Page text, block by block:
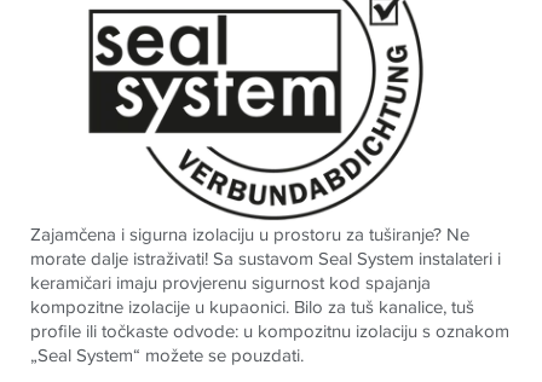
Zajamčena i sigurna izolaciju u prostoru za tuširanje? Ne
morate dalje istraživati! Sa sustavom Seal System instalateri i
keramičari imaju provjerenu sigurnost kod spajanja
kompozitne izolacije u kupaonici. Bilo za tuš kanalice, tuš
profile ili točkaste odvode: u kompozitnu izolaciju s oznakom
„Seal System“ možete se pouzdati.